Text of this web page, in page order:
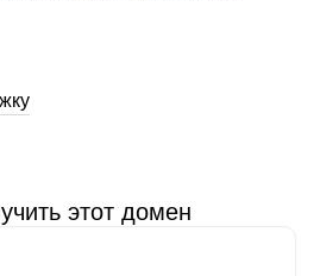
этот домен